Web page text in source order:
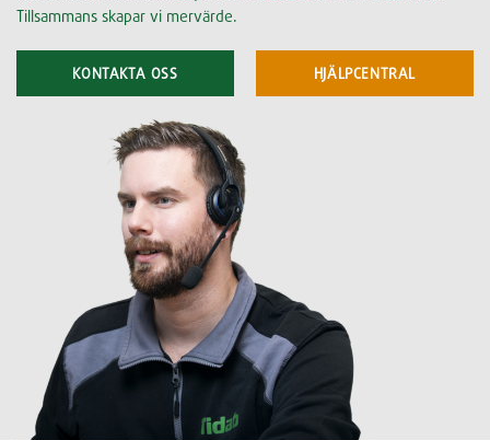
Tillsammans skapar vi mervärde.
KONTAKTA OSS HJÄLPCENTRAL